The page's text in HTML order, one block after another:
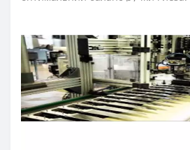
ексклюзивної нержавіючої сталі
надвисоку ріжучу здатність,
корозостійкість. У результаті
затуплюється, не ржавіє, тому
служби, забезпечуючи економічну
інвентарю.